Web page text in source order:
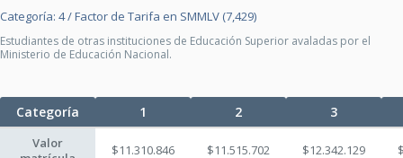
Categoría: 4 / Factor de Tarifa en SMMLV (7,429)
Estudiantes de otras instituciones de Educación Superior avaladas por el
Ministerio de Educación Nacional.
Categoría 1 2 3
Valor
$11.310.846 $11.515.702 $12.342.129